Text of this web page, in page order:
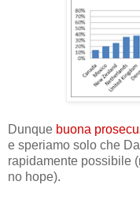
Dunque buona
e speriamo solo che
rapidamente possibile
no hope).